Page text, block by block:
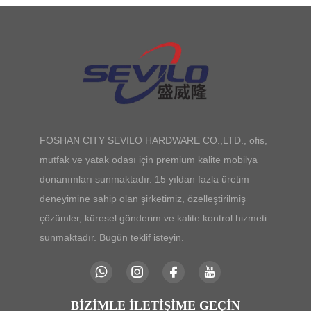
FOSHAN CITY SEVILO HARDWARE CO.,LTD., ofis,
mutfak ve yatak odası için premium kalite mobilya
donanımları sunmaktadır. 15 yıldan fazla üretim
deneyimine sahip olan şirketimiz, özelleştirilmiş
çözümler, küresel gönderim ve kalite kontrol hizmeti
sunmaktadır. Bugün teklif isteyin.
BIZIMLE İLETIŞIME GEÇIN